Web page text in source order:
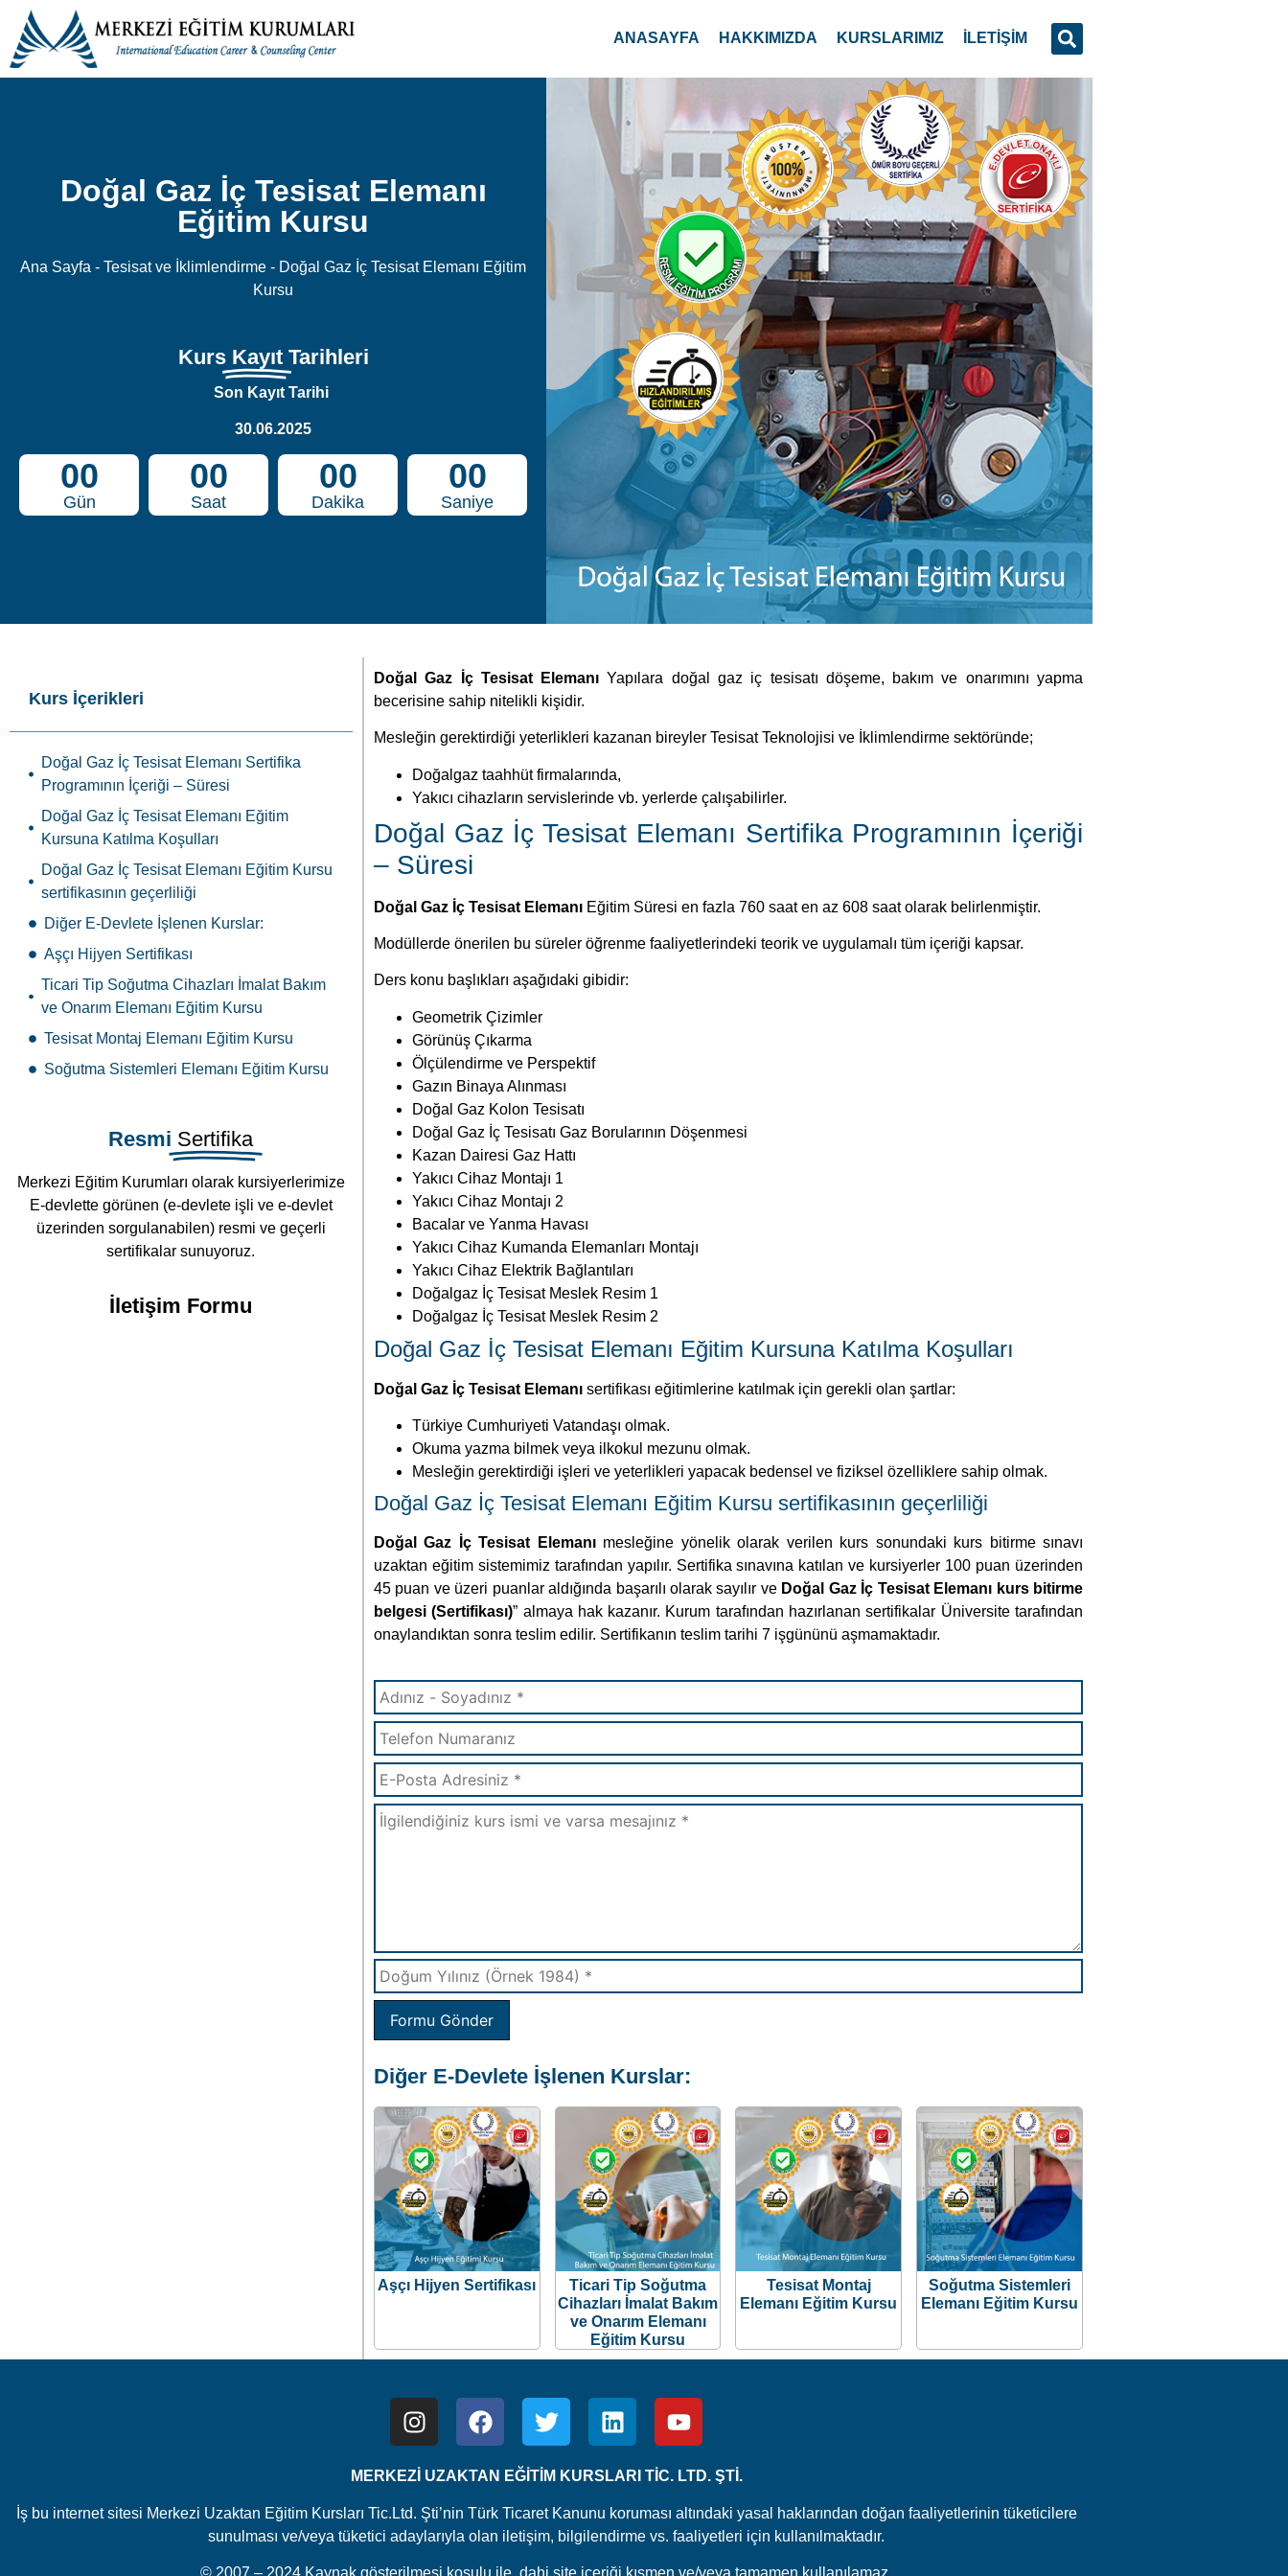
ANASAYFA HAKKIMIZDA KURSLARIMIZ İLETİŞİM
Doğal Gaz İç Tesisat Elemanı
Eğitim Kursu
Ana Sayfa - Tesisat ve İklimlendirme - Doğal Gaz İç Tesisat Elemanı Eğitim
Kursu
Kurs Kayıt Tarihleri
Son Kayıt Tarihi
30.06.2025
00
Gün
00
Saat
00
Dakika
00
Saniye
Kurs İçerikleri
Doğal Gaz İç Tesisat Elemanı Sertifika
Programının İçeriği – Süresi
Doğal Gaz İç Tesisat Elemanı Eğitim
Kursuna Katılma Koşulları
Doğal Gaz İç Tesisat Elemanı Eğitim Kursu
sertifikasının geçerliliği
Diğer E-Devlete İşlenen Kurslar:
Aşçı Hijyen Sertifikası
Ticari Tip Soğutma Cihazları İmalat Bakım
ve Onarım Elemanı Eğitim Kursu
Tesisat Montaj Elemanı Eğitim Kursu
Soğutma Sistemleri Elemanı Eğitim Kursu
Resmi Sertifika
Merkezi Eğitim Kurumları olarak kursiyerlerimize
E-devlette görünen (e-devlete işli ve e-devlet
üzerinden sorgulanabilen) resmi ve geçerli
sertifikalar sunuyoruz.
İletişim Formu
Doğal Gaz İç Tesisat ElemanıYapılara doğal gaz iç tesisatı döşeme, bakım ve onarımını yapma
becerisine sahip nitelikli kişidir.
Mesleğin gerektirdiği yeterlikleri kazanan bireyler Tesisat Teknolojisi ve İklimlendirme sektöründe;
Doğalgaz taahhüt firmalarında,
Yakıcı cihazların servislerinde vb. yerlerde çalışabilirler.
Doğal Gaz İç Tesisat Elemanı Sertifika Programının İçeriği
– Süresi
Doğal Gaz İç Tesisat Elemanı Eğitim Süresi en fazla 760 saat en az 608 saat olarak belirlenmiştir.
Modüllerde önerilen bu süreler öğrenme faaliyetlerindeki teorik ve uygulamalı tüm içeriği kapsar.
Ders konu başlıkları aşağıdaki gibidir:
Geometrik Çizimler
Görünüş Çıkarma
Ölçülendirme ve Perspektif
Gazın Binaya Alınması
Doğal Gaz Kolon Tesisatı
Doğal Gaz İç Tesisatı Gaz Borularının Döşenmesi
Kazan Dairesi Gaz Hattı
Yakıcı Cihaz Montajı 1
Yakıcı Cihaz Montajı 2
Bacalar ve Yanma Havası
Yakıcı Cihaz Kumanda Elemanları Montajı
Yakıcı Cihaz Elektrik Bağlantıları
Doğalgaz İç Tesisat Meslek Resim 1
Doğalgaz İç Tesisat Meslek Resim 2
Doğal Gaz İç Tesisat Elemanı Eğitim Kursuna Katılma Koşulları
Doğal Gaz İç Tesisat Elemanı sertifikası eğitimlerine katılmak için gerekli olan şartlar:
Türkiye Cumhuriyeti Vatandaşı olmak.
Okuma yazma bilmek veya ilkokul mezunu olmak.
Mesleğin gerektirdiği işleri ve yeterlikleri yapacak bedensel ve fiziksel özelliklere sahip olmak.
Doğal Gaz İç Tesisat Elemanı Eğitim Kursu sertifikasının geçerliliği
Doğal Gaz İç Tesisat Elemanı mesleğine yönelik olarak verilen kurs sonundaki kurs bitirme sınavı
uzaktan eğitim sistemimiz tarafından yapılır. Sertifika sınavına katılan ve kursiyerler 100 puan üzerinden
45 puan ve üzeri puanlar aldığında başarılı olarak sayılır veDoğal Gaz İç Tesisat Elemanı kurs bitirme
belgesi (Sertifikası)” almaya hak kazanır. Kurum tarafından hazırlanan sertifikalar Üniversite tarafından
onaylandıktan sonra teslim edilir. Sertifikanın teslim tarihi 7 işgününü aşmamaktadır.
Formu Gönder
Diğer E-Devlete İşlenen Kurslar:
Aşçı Hijyen Sertifikası
Ticari Tip Soğutma
Cihazları İmalat Bakım
ve Onarım Elemanı
Eğitim Kursu
Tesisat Montaj
Elemanı Eğitim Kursu
Soğutma Sistemleri
Elemanı Eğitim Kursu
MERKEZİ UZAKTAN EĞİTİM KURSLARI TİC. LTD. ŞTİ.
İş bu internet sitesi Merkezi Uzaktan Eğitim Kursları Tic.Ltd. Şti’nin Türk Ticaret Kanunu koruması altındaki yasal haklarından doğan faaliyetlerinin tüketicilere
sunulması ve/veya tüketici adaylarıyla olan iletişim, bilgilendirme vs. faaliyetleri için kullanılmaktadır.
© 2007 – 2024 Kaynak gösterilmesi koşulu ile dahi site içeriği kısmen ve/veya tamamen kullanılamaz.